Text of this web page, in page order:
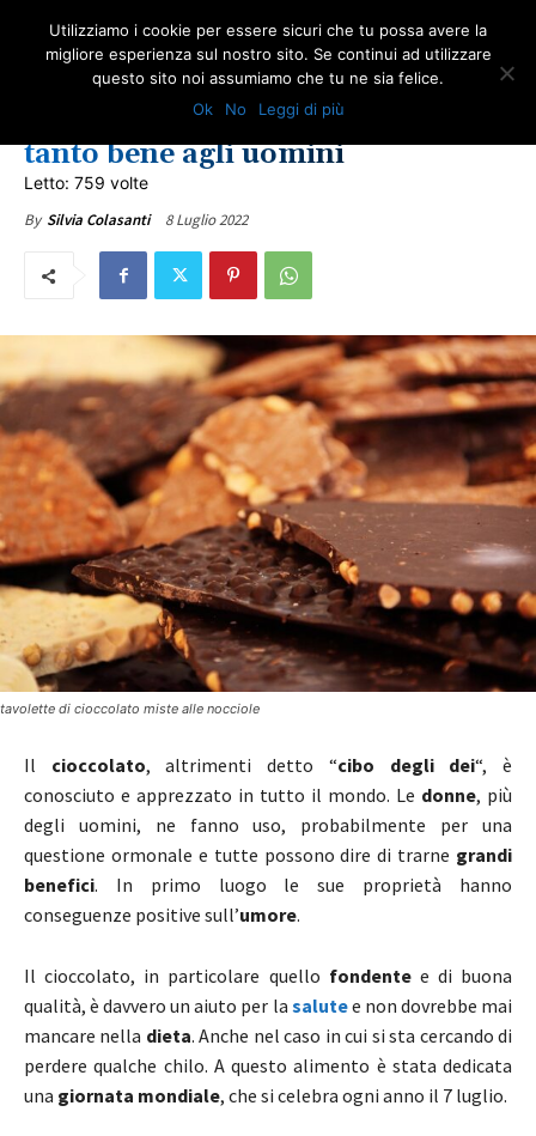
Cioccolato, il cibo degli dei che fa
tanto bene agli uomini
Letto: 759 volte
By Silvia Colasanti 8 Luglio 2022
tavolette di cioccolato miste alle nocciole
Il cioccolato, altrimenti detto “cibo degli dei“, è
conosciuto e apprezzato in tutto il mondo. Le donne, più
degli uomini, ne fanno uso, probabilmente per una
questione ormonale e tutte possono dire di trarne grandi
benefici. In primo luogo le sue proprietà hanno
conseguenze positive sull’umore.
Il cioccolato, in particolare quello fondente e di buona
qualità, è davvero un aiuto per la salutee non dovrebbe mai
mancare nella dieta. Anche nel caso in cui si sta cercando di
perdere qualche chilo. A questo alimento è stata dedicata
una giornata mondiale, che si celebra ogni anno il 7 luglio.
Utilizziamo i cookie per essere sicuri che tu possa avere la
migliore esperienza sul nostro sito. Se continui ad utilizzare
questo sito noi assumiamo che tu ne sia felice.
Ok
No Leggi di più